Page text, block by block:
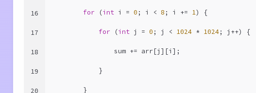
16
17
18
19
20
for (int i = 0 ; i < 8 ; i += 1) {
for (int j = 0 ; j < 1024 * 1024; j++) {
                sum += arr[j][i];
            }
        }